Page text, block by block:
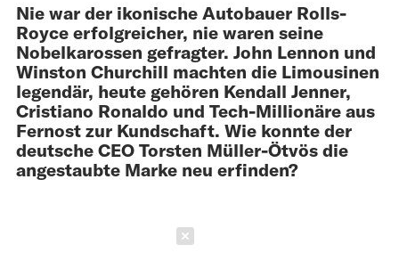
Nie war der ikonische Autobauer Rolls-
Royce erfolgreicher, nie waren seine
Nobelkarossen gefragter. John Lennon und
Winston Churchill machten die Limousinen
legendär, heute gehören Kendall Jenner,
Cristiano Ronaldo und Tech-Millionäre aus
Fernost zur Kundschaft. Wie konnte der
deutsche CEO Torsten Müller-Ötvös die
angestaubte Marke neu erfinden?